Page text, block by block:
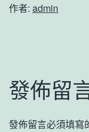
作者: admin
發佈留
發佈留言必須填寫